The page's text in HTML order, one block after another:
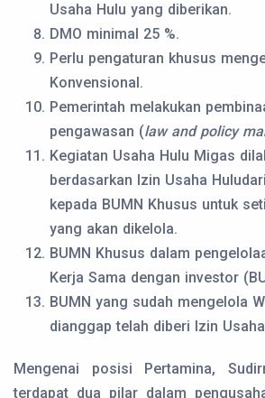
Usaha Hulu yang diberikan.
DMO minimal 25 %.
Perlu pengaturan khusus
Konvensional.
Pemerintah melakukan
pengawasan (law and policy
Kegiatan Usaha Hulu Migas
berdasarkan Izin Usaha
kepada BUMN Khusus untuk
yang akan dikelola.
BUMN Khusus dalam
Kerja Sama dengan investor
BUMN yang sudah mengelola
dianggap telah diberi Izin
Mengenai posisi Pertamina,
terdapat dua pilar dalam